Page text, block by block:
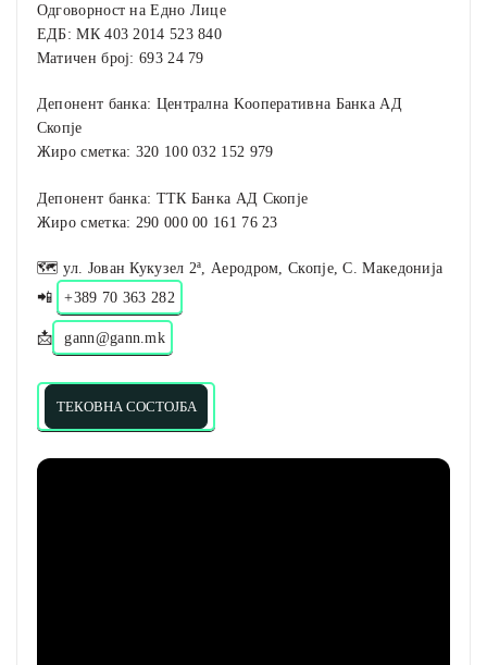
Одговорност на Едно Лице
ЕДБ: МК 403 2014 523 840
Матичен број: 693 24 79
Депонент банка: Централна Kооперативна Банка АД
Скопје
Жиро сметка: 320 100 032 152 979
Депонент банка: ТТК Банка АД Скопје
Жиро сметка: 290 000 00 161 76 23
🗺️ ул. Јован Кукузел 2ª, Аеродром, Скопје, С. Македонија
📲
+389 70 363 282
📩 gann@gann.mk
ТЕКОВНА СОСТОЈБА